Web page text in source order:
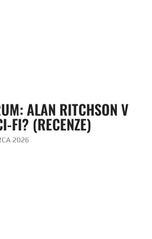
ALAN RITCHSON V
FI? (RECENZE)
2026